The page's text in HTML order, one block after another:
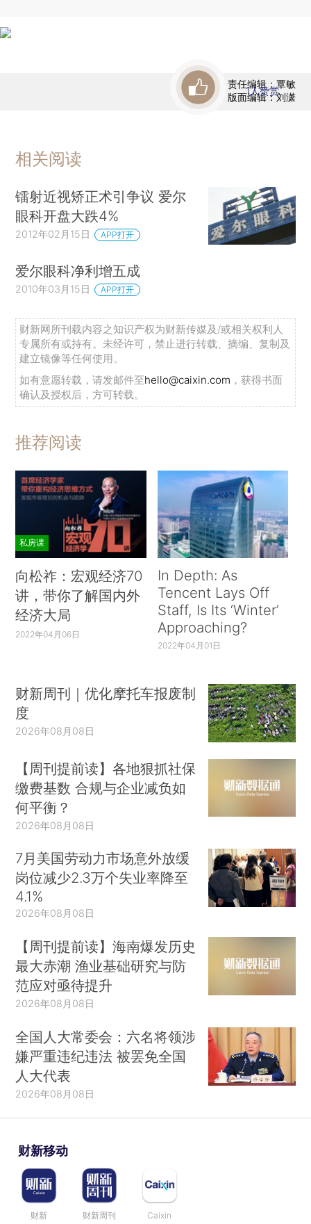
责任编辑：覃敏
版面编辑：刘潇
1人赞赏
相关阅读
镭射近视矫正术引争议 爱尔
眼科开盘大跌4%
2012年02月15日 APP打开
爱尔眼科净利增五成
2010年03月15日 APP打开
财新网所刊载内容之知识产权为财新传媒及/或相关权利人
专属所有或持有。未经许可，禁止进行转载、摘编、复制及
建立镜像等任何使用。
如有意愿转载，请发邮件至hello@caixin.com ，获得书面
确认及授权后，方可转载。
推荐阅读
私房课
向松祚：宏观经济70
讲，带你了解国内外
经济大局
2022年04月06日
In Depth: As
Tencent Lays Off
Staff, Is Its ‘Winter’
Approaching?
2022年04月01日
财新周刊｜优化摩托车报废制
度
2026年08月08日
【周刊提前读】各地狠抓社保
缴费基数 合规与企业减负如
何平衡？
2026年08月08日
7月美国劳动力市场意外放缓
岗位减少2.3万个失业率降至
4.1%
2026年08月08日
【周刊提前读】海南爆发历史
最大赤潮 渔业基础研究与防
范应对亟待提升
2026年08月08日
全国人大常委会：六名将领涉
嫌严重违纪违法 被罢免全国
人大代表
2026年08月08日
财新移动
财新 财新周刊 Caixin